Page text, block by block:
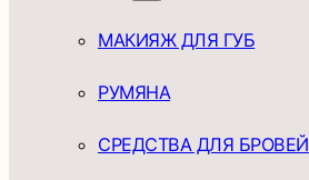
МАКИЯЖ ДЛЯ ГУБ
РУМЯНА
СРЕДСТВА ДЛЯ БРОВЕЙ